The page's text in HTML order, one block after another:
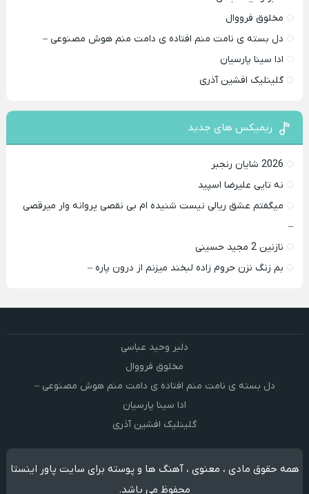
مخلوق فرووال
دل بسته ی نامت منم افتاده ی دامت منم هوش مصنوعی –
ادا سینا پارسیان
گلینلیک افشین آذری
ریمیکس های جدید
2026 شایان رنجبر
نه تایی علیرضا اسپید
میگفتم عشق ریالی نیست شنیده ام بی نقصی پروانه وار میرقصی
–
نازنین 2 مجید حسینی
بم زنگ نزن حروم زاده لبخند میزنم از درون پاره –
دلبر وحید عباسی
مخلوق فرووال
دل بسته ی نامت منم افتاده ی دامت منم هوش مصنوعی –
ادا سینا پارسیان
گلینلیک افشین آذری
همه حقوق مادی ، معنوی ، آهنگ ها و پوسته برای سایت پاور اینستا
محفوظ می باشد.